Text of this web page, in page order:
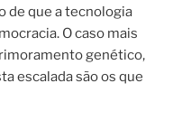
de que a tecnologia
O caso mais
genético,
escalada são os que